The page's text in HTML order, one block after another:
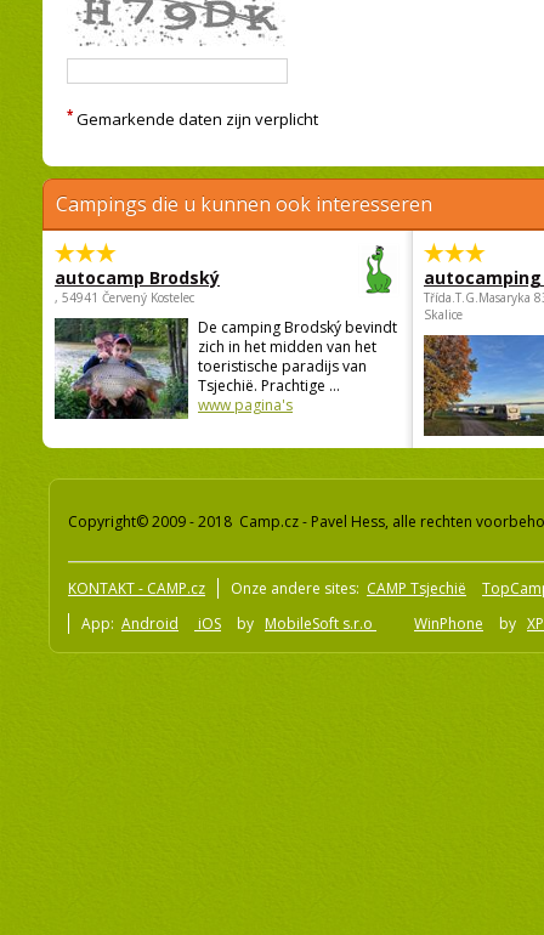
* Gemarkende daten zijn verplicht
Campings die u kunnen ook interesseren
autocamp Brodský
, 54941 Červený Kostelec
De camping Brodský bevindt
zich in het midden van het
toeristische paradijs van
Tsjechië. Prachtige ...
www pagina's
autocamping
Třída.T.G.Masaryka
Skalice
Copyright© 2009 - 2018 Camp.cz - Pavel Hess, alle rechten
KONTAKT - CAMP.cz Onze andere sites: CAMP Tsjechië
App: Android iOS by MobileSoft s.r.o WinPhone by